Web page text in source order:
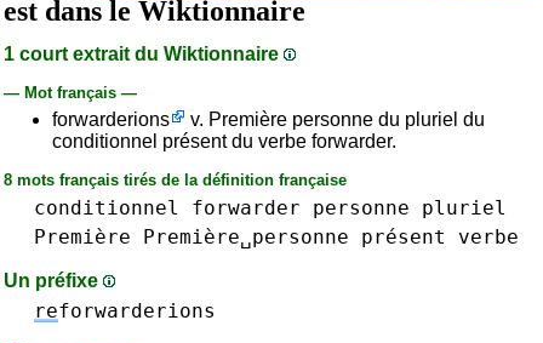
est dans le Wiktionnaire
1 court extrait du Wiktionnaire
— Mot français —
forwarderions
v. Première personne du pluriel du
conditionnel présent du verbe forwarder.
8 mots français tirés de la définition française
conditionnel forwarder personne
pluriel
Première
Première␣personne présent verbe
Un préfixe
reforwarderions